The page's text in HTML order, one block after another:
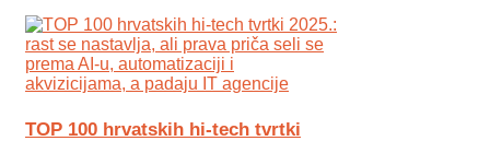
TOP 100 hrvatskih hi-tech tvrtki